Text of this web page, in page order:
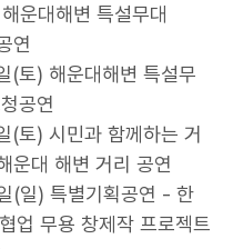
운대해변 특설무대
연
토) 해운대해변 특설무
공연
토) 시민과 함께하는 거
운대 해변 거리 공연
(일) 특별기획공연 - 한
업 무용 창제작 프로젝트